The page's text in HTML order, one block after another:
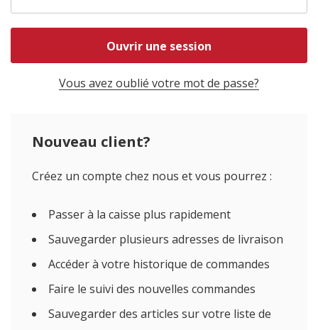
Vous avez oublié votre mot de passe?
Nouveau client?
Créez un compte chez nous et vous pourrez :
Passer à la caisse plus rapidement
Sauvegarder plusieurs adresses de livraison
Accéder à votre historique de commandes
Faire le suivi des nouvelles commandes
Sauvegarder des articles sur votre liste de